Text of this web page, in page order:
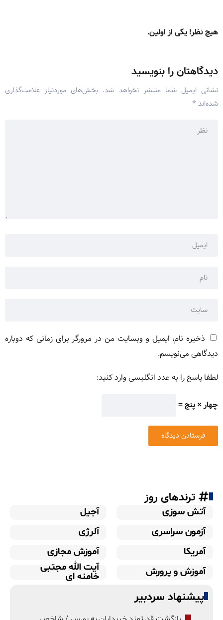
هیچ نظر! یکی از اولین.
دیدگاهتان را بنویسید
نشانی ایمیل شما منتشر نخواهد شد. بخش‌های موردنیاز علامت‌گذاری
شده‌اند *
ذخیره نام، ایمیل و وبسایت من در مرورگر برای زمانی که دوباره
دیدگاهی می‌نویسم.
لطفا پاسخ را به عدد انگلیسی وارد کنید:
چهار × پنج =
ترندهای روز
آتش سوزی
آجیل
آزمون سراسری
آلرژی
آمریکا
آموزش مجازی
آموزش و پرورش
آیت الله مجتبی
خامنه ای
پیشنهاد سردبیر